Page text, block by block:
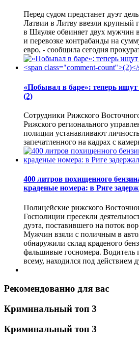
Перед судом предстанет дуэт
Латвии в Литву ввезли крупный
в Шяуляе обвиняет двух мужчин
и перевозке контрабанды на
евро, - сообщила сегодня
«Побывал в баре»: теперь ищут
(2)
Сотрудники Рижского
Рижского регионального
полиции устанавливают
запечатленного на кадрах с
400 литров похищенного
краденые номера: в Риге
Полицейские рижского
Госполиции пресекли
дуэта, поставившего на поток
Мужчин взяли с поличным в
обнаружили склад краденого
фальшивые госномера. Водитель
всему, находился под действием
Рекомендованно для вас
Криминальный топ 3
Криминальный топ 3